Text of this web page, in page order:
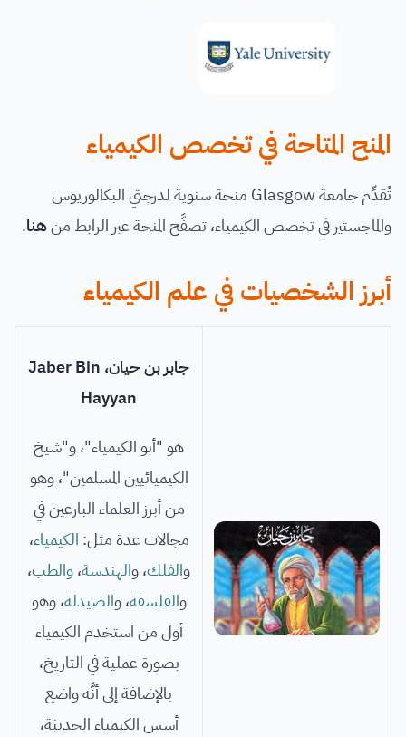
المنح المتاحة في تخصص الكيمياء
تُقدِّم جامعة Glasgow منحة سنوية لدرجتي البكالوريوس
والماجستير في تخصص الكيمياء، تصفَّح المنحة عبر الرابط منهنا.
أبرز الشخصيات في علم الكيمياء
جابر بن حيان، Jaber Bin
Hayyan
هو "أبو الكيمياء"، و"شيخ
الكيميائيين المسلمين"، وهو
من أبرز العلماء البارعين في
مجالات عدة مثل: الكيمياء،
والفلك، والهندسة،والطب،
والفلسفة، والصيدلة، وهو
أول من استخدم الكيمياء
بصورة عملية في التاريخ،
بالإضافة إلى أنَّه واضع
أسس الكيمياء الحديثة،